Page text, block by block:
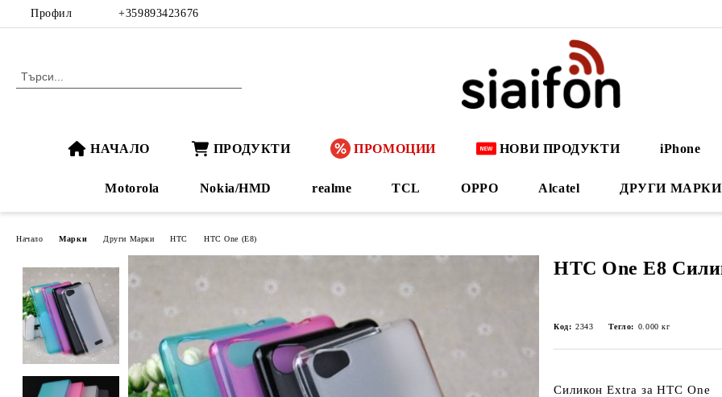
Профил +359893423676
НАЧАЛО ПРОДУКТИ ПРОМОЦИИ НОВИ ПРОДУКТИ iPhone
Motorola Nokia/HMD realme TCL OPPO Alcatel ДРУГИ МАРКИ
Начало Марки Други Марки HTC HTC One (E8)
HTC One E8
Код: 2343 Тегло: 0.000 кг
Силикон Extra за HTC One